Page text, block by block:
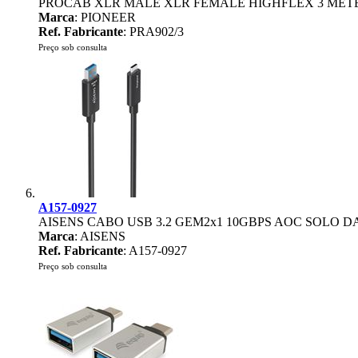
PROCAB XLR MALE XLR FEMALE HIGHFLEX 3
Marca: PIONEER
Ref. Fabricante: PRA902/3
Preço sob consulta
A157-0927
AISENS CABO USB 3.2 GEM2x1 10GBPS AOC SOLO
Marca: AISENS
Ref. Fabricante: A157-0927
Preço sob consulta